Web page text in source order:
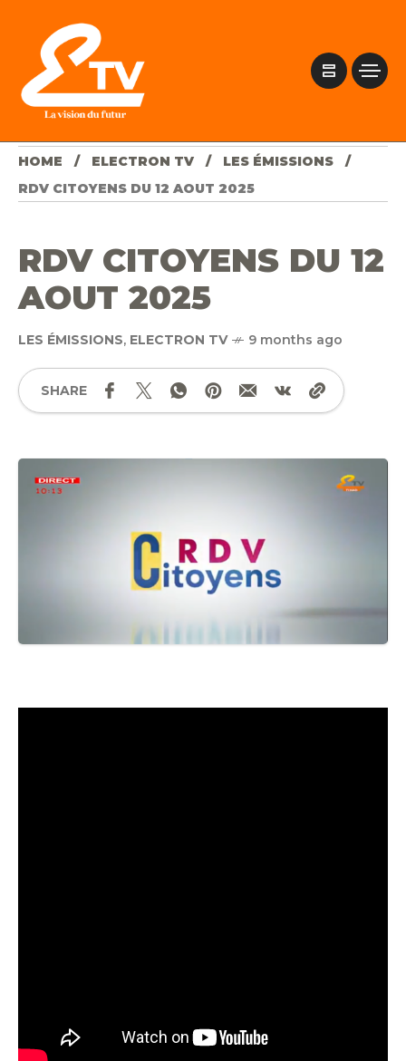
HOME ELECTRON TV
LES ÉMISSIONS
RDV CITOYENS DU 12 AOUT 2025
RDV CITOYENS DU 12
AOUT 2025
LES ÉMISSIONS, ELECTRON TV 9 months ago
SHARE